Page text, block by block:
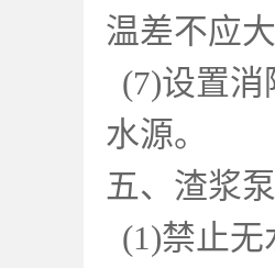
温差不应
(7)设置消
水源。
五、渣浆
(1)禁止无